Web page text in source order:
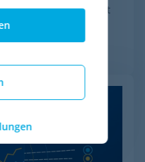
in den USA eingeleitet
weder...